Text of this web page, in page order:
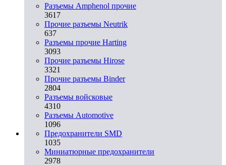
Разъемы Amphenol прочие
3617
Прочие разъемы Neutrik
637
Разъемы прочие Harting
3093
Прочие разъемы Hirose
3321
Прочие разъемы Binder
2804
Разъемы войсковые
4310
Разъeмы Automotive
1096
Предохранители SMD
1035
Миниатюрные предохранители
2978